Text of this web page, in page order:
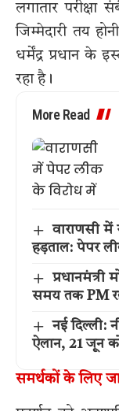
लगातार
जिम्मेदारी तय
धर्मेंद्र प्रधान के
रहा है।
More Read
वाराणसी
हड़ताल: पेपर
प्रधानमंत्री
समय तक PM
नई दिल्ली:
ऐलान, 21 जून को
समर्थकों के लिए